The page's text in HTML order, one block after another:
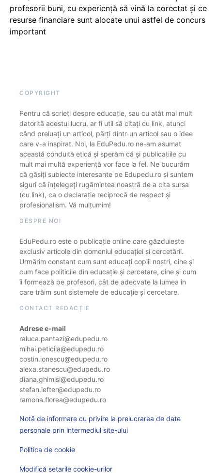
profesorii buni, cu experiență să vină la corectat și ce
resurse financiare sunt alocate unui astfel de concurs
important
COPYRIGHT
Pentru că scrieți despre educație, sau cu atât mai mult
datorită acestui lucru, ar fi util să citați cu link, atunci
când preluați un articol, părți dintr-un articol sau o idee
care v-a inspirat. Noi, la EduPedu.ro ne-am asumat
această conduită etică și sperăm că și publicațiile cu
mult mai multă experiență vor face la fel. Ne bucurăm
că găsiți subiecte interesante pe Edupedu.ro și suntem
siguri că înțelegeți rugămintea noastră de a cita sursa
(cu link), ca o declarație reciprocă de respect și
profesionalism. Vă mulțumim!
DESPRE NOI
EduPedu.ro este o publicație online care găzduiește
exclusiv articole din domeniul educației și cercetării.
Urmărim constant cum sunt educați copiii noștri, cine și
cum face politicile din educație și cercetare, cine și cum
îi formează pe profesori, cât de adecvate la lumea în
care trăim sunt sistemele de educație și cercetare.
CONTACT REDACȚIE
Adrese e-mail
raluca.pantazi@edupedu.ro
mihai.peticila@edupedu.ro
costin.ionescu@edupedu.ro
alexa.stanescu@edupedu.ro
diana.ghimisi@edupedu.ro
stefan.lefter@edupedu.ro
ramona.florea@edupedu.ro
Notă de informare cu privire la prelucrarea de date
personale prin intermediul site-ului
Politica de cookie
Modifică setarile cookie-urilor